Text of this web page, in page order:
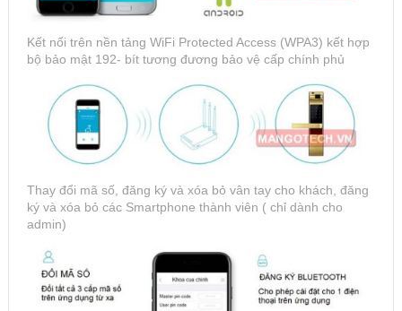
Kết nối trên nền tảng WiFi Protected Access (WPA3) kết hợp
bộ bảo mật 192- bít tương đương bảo vệ cấp chính phủ
Thay đổi mã số, đăng ký và xóa bỏ vân tay cho khách, đăng
ký và xóa bỏ các Smartphone thành viên ( chỉ dành cho
admin)